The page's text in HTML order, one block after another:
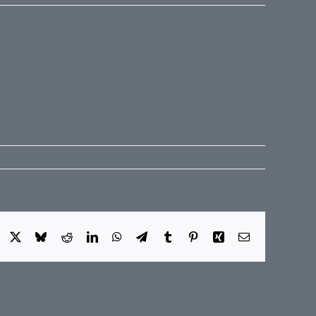
Facebook BlueskyRedditLinkedInWhatsApp
TelegramTumblr PinterestXing E-